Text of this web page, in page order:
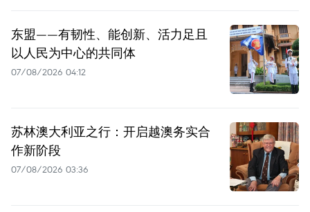
东盟——有韧性、能创新、活力足且
以人民为中心的共同体
07/08/2026 04:12
苏林澳大利亚之行：开启越澳务实合
作新阶段
07/08/2026 03:36